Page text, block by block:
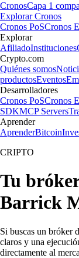
CronosCapa 1
Explorar Cronos
Cronos PoSCronos
Explorar
AfiliadoInstituciones
Crypto.com
Quiénes somos
productosEventos
Desarrolladores
Cronos PoSCronos
SDKMCP Servers
Aprender
AprenderBitcoin
CRIPTO
Tu
Barrick
Si buscas un bróker
claros y una
directamente al